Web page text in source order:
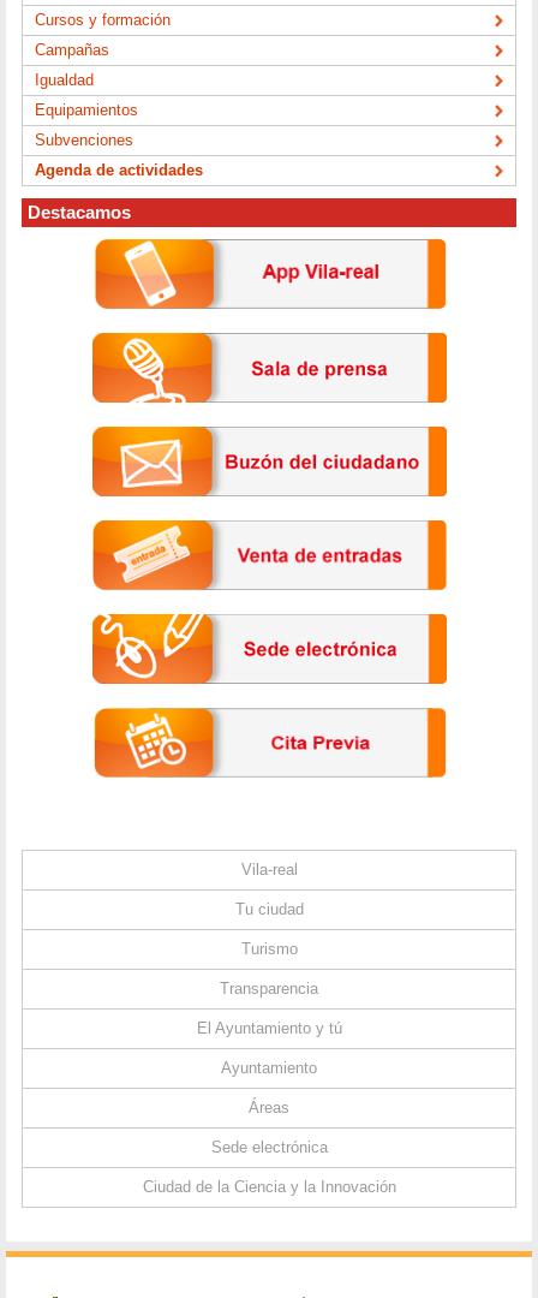
Cursos y formación
Campañas
Igualdad
Equipamientos
Subvenciones
Agenda de actividades
Destacamos
Vila-real
Tu ciudad
Turismo
Transparencia
El Ayuntamiento y tú
Ayuntamiento
Áreas
Sede electrónica
Ciudad de la Ciencia y la Innovación